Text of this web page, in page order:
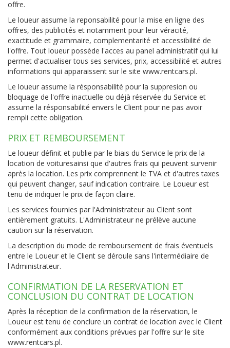
offre.
Le loueur assume la reponsabilité pour la mise en ligne des
offres, des publicités et notamment pour leur véracité,
exactitude et grammaire, complementarité et accessibilité de
l'offre. Tout loueur possède l'acces au panel administratif qui lui
permet d'actualiser tous ses services, prix, accessibilité et autres
informations qui apparaissent sur le site www.rentcars.pl.
Le loueur assume la résponsabilité pour la suppresion ou
bloquage de l'offre inactuelle ou déjà réservée du Service et
assume la résponsabilité envers le Client pour ne pas avoir
rempli cette obligation.
PRIX ET REMBOURSEMENT
Le loueur définit et publie par le biais du Service le prix de la
location de voituresainsi que d'autres frais qui peuvent survenir
après la location. Les prix comprennent le TVA et d'autres taxes
qui peuvent changer, sauf indication contraire. Le Loueur est
tenu de indiquer le prix de façon claire.
Les services fournies par l'Administrateur au Client sont
entièrement gratuits. L'Administrateur ne prélève aucune
caution sur la réservation.
La description du mode de remboursement de frais éventuels
entre le Loueur et le Client se déroule sans l'intermédiaire de
l'Administrateur.
CONFIRMATION DE LA RESERVATION ET
CONCLUSION DU CONTRAT DE LOCATION
Après la réception de la confirmation de la réservation, le
Loueur est tenu de conclure un contrat de location avec le Client
conformément aux conditions prévues par l'offre sur le site
www.rentcars.pl.